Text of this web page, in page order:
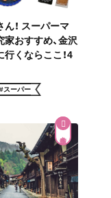
！ スーパーマ
おすすめ、金沢
くならここ！4
#スーパー
街道歩き